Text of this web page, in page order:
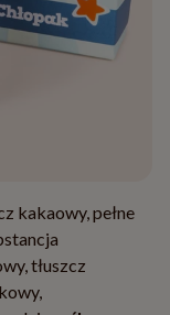
kakaowy, pełne
tłuszcz